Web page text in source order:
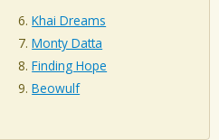
Khai Dreams
Monty Datta
Finding Hope
Beowulf